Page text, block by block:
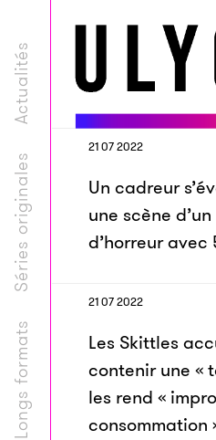
Longs formats
Séries originales
Actualités
21 07 2022
Un cadreur
une scène
d’horreur
21 07 2022
Les Skittles
contenir une «
les rend «
consommation